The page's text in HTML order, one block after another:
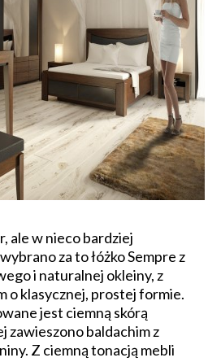
ale w nieco bardziej
za to łóżko Sempre z
i naturalnej okleiny, z
o klasycznej, prostej formie.
jest ciemną skórą
zawieszono baldachim z
Z ciemną tonacją mebli